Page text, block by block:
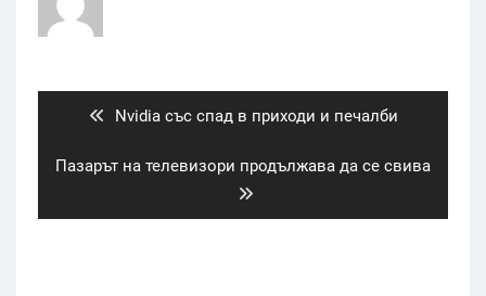
Previous
Nvidia със спад в приходи и печалби
Next
Пазарът на телевизори продължава да се свива